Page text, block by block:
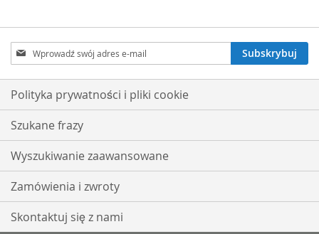
Subskrybuj
nasz
newsletter:
Subskrybuj
Polityka prywatności i pliki cookie
Szukane frazy
Wyszukiwanie zaawansowane
Zamówienia i zwroty
Skontaktuj się z nami